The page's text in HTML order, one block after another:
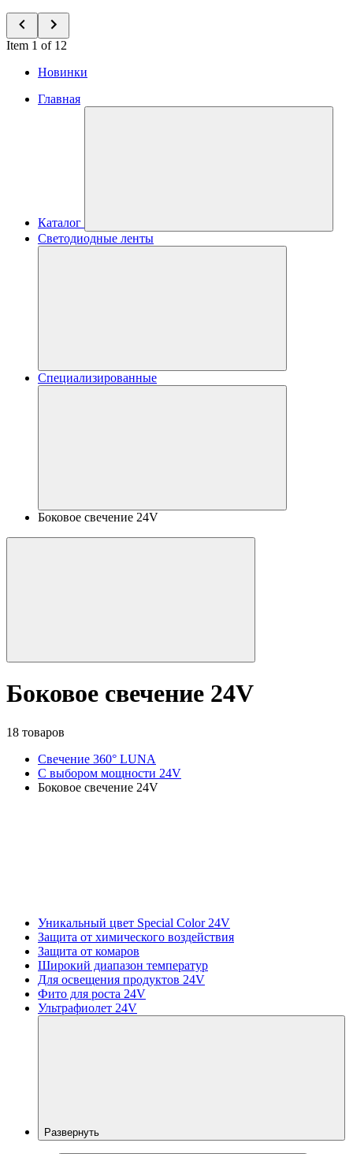
Item 1 of 12
Новинки
Главная
Каталог
Светодиодные ленты
Специализированные
Боковое свечение 24V
Боковое свечение 24V
18 товаров
Свечение 360° LUNA
С выбором мощности 24V
Боковое свечение 24V
Уникальный цвет Special Color 24V
Защита от химического воздействия
Защита от комаров
Широкий диапазон температур
Для освещения продуктов 24V
Фито для роста 24V
Ультрафиолет 24V
Развернуть